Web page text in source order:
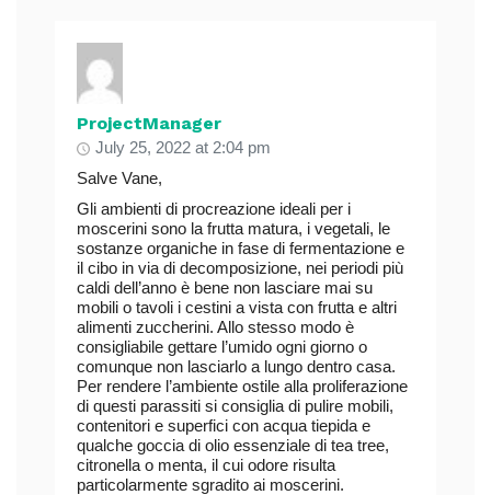
ProjectManager
July 25, 2022 at 2:04 pm
Salve Vane,
Gli ambienti di procreazione ideali per i
moscerini sono la frutta matura, i vegetali, le
sostanze organiche in fase di fermentazione e
il cibo in via di decomposizione, nei periodi più
caldi dell’anno è bene non lasciare mai su
mobili o tavoli i cestini a vista con frutta e altri
alimenti zuccherini. Allo stesso modo è
consigliabile gettare l’umido ogni giorno o
comunque non lasciarlo a lungo dentro casa.
Per rendere l’ambiente ostile alla proliferazione
di questi parassiti si consiglia di pulire mobili,
contenitori e superfici con acqua tiepida e
qualche goccia di olio essenziale di tea tree,
citronella o menta, il cui odore risulta
particolarmente sgradito ai moscerini.